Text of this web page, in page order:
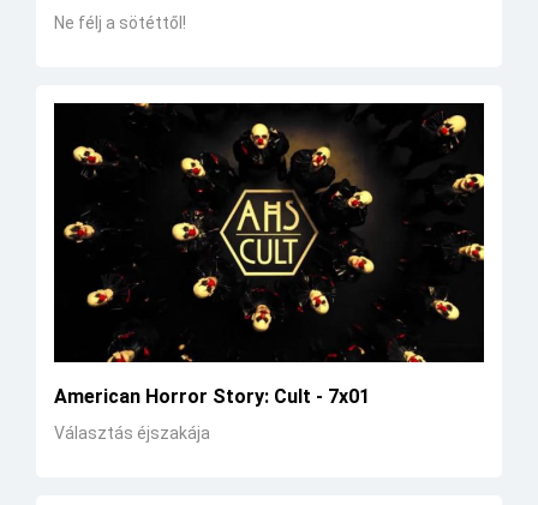
Ne félj a sötéttől!
American Horror Story: Cult - 7x01
Választás éjszakája